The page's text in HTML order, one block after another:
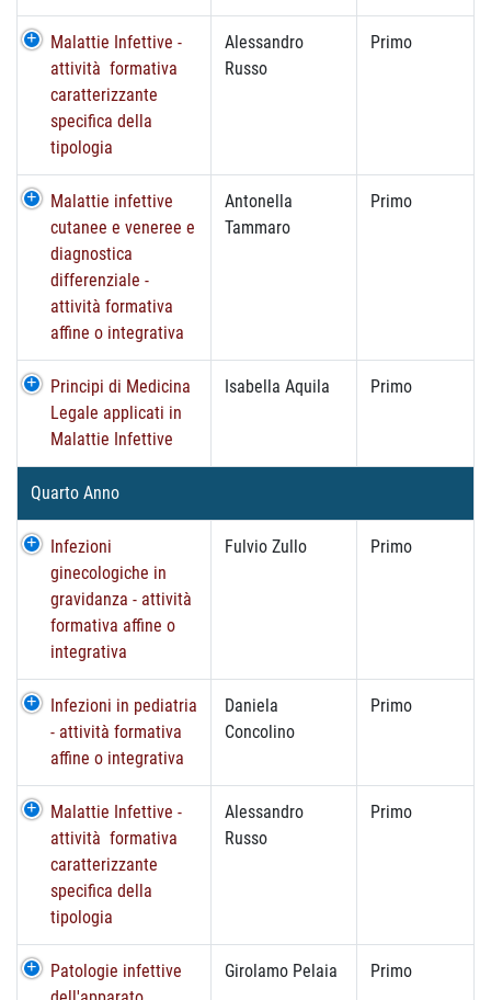
Malattie Infettive -
attività formativa
caratterizzante
specifica della
tipologia
Alessandro
Russo
Primo
Malattie infettive
cutanee e veneree e
diagnostica
differenziale -
attività formativa
affine o integrativa
Antonella
Tammaro
Primo
Principi di Medicina
Legale applicati in
Malattie Infettive
Isabella Aquila Primo
Quarto Anno
Infezioni
ginecologiche in
gravidanza - attività
formativa affine o
integrativa
Fulvio Zullo Primo
Infezioni in pediatria
- attività formativa
affine o integrativa
Daniela
Concolino
Primo
Malattie Infettive -
attività formativa
caratterizzante
specifica della
tipologia
Alessandro
Russo
Primo
Patologie infettive
Girolamo Pelaia Primo